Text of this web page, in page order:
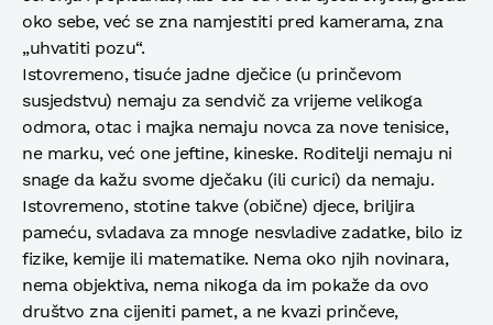
oko sebe, već se zna namjestiti pred kamerama, zna
„uhvatiti pozu“.
Istovremeno, tisuće jadne dječice (u prinčevom
susjedstvu) nemaju za sendvič za vrijeme velikoga
odmora, otac i majka nemaju novca za nove tenisice,
ne marku, već one jeftine, kineske. Roditelji nemaju ni
snage da kažu svome dječaku (ili curici) da nemaju.
Istovremeno, stotine takve (obične) djece, briljira
pameću, svladava za mnoge nesvladive zadatke, bilo iz
fizike, kemije ili matematike. Nema oko njih novinara,
nema objektiva, nema nikoga da im pokaže da ovo
društvo zna cijeniti pamet, a ne kvazi prinčeve,